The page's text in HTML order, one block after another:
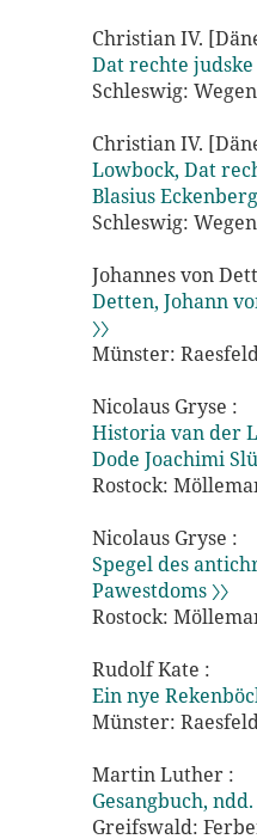
Christian IV.
Dat rechte judske
Schleswig:
Christian IV.
Lowbock, Dat
Blasius
Schleswig:
Johannes von
Detten, Johann
〉〉
Münster:
Nicolaus Gryse :
Historia van der
Dode Joachimi
Rostock:
Nicolaus Gryse :
Spegel des
Pawestdoms 〉〉
Rostock:
Rudolf Kate :
Ein nye Rekenböck
Münster:
Martin Luther :
Gesangbuch, ndd.
Greifswald: